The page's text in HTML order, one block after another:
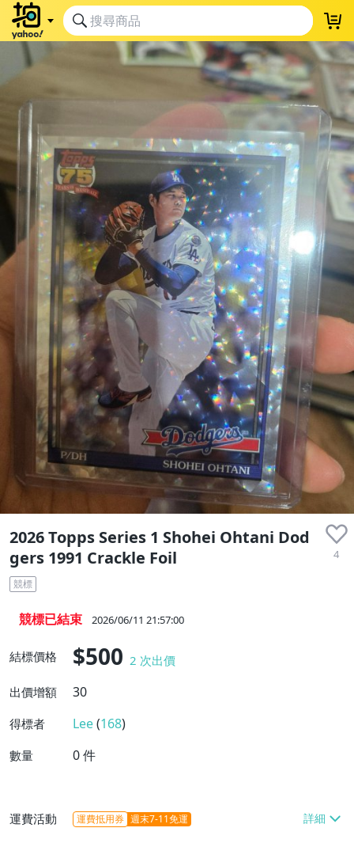
2026 Topps Series 1 Shohei Ohtani Dod
gers 1991 Crackle Foil
4
競標
競標已結束 2026/06/11 21:57:00
結標價格 $500 2 次出價
出價增額
30
得標者 Lee(168)
數量 0件
運費活動 運費抵用券 週末7-11免運